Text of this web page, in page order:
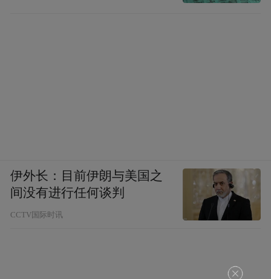
伊外长：目前伊朗与美国之
间没有进行任何谈判
CCTV国际时讯